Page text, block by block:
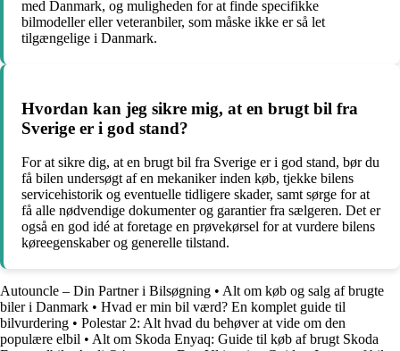
med Danmark, og muligheden for at finde specifikke
bilmodeller eller veteranbiler, som måske ikke er så let
tilgængelige i Danmark.
Hvordan kan jeg sikre mig, at en brugt bil fra
Sverige er i god stand?
For at sikre dig, at en brugt bil fra Sverige er i god stand, bør du
få bilen undersøgt af en mekaniker inden køb, tjekke bilens
servicehistorik og eventuelle tidligere skader, samt sørge for at
få alle nødvendige dokumenter og garantier fra sælgeren. Det er
også en god idé at foretage en prøvekørsel for at vurdere bilens
køreegenskaber og generelle tilstand.
Autouncle – Din Partner i Bilsøgning • Alt om køb og salg af brugte
biler i Danmark • Hvad er min bil værd? En komplet guide til
bilvurdering • Polestar 2: Alt hvad du behøver at vide om den
populære elbil • Alt om Skoda Enyaq: Guide til køb af brugt Skoda